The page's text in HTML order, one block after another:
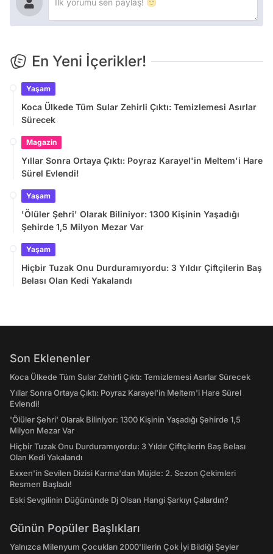
En Yeni İçerikler!
Yaşam
Koca Ülkede Tüm Sular Zehirli Çıktı: Temizlemesi Asırlar
Sürecek
Magazin
Yıllar Sonra Ortaya Çıktı: Poyraz Karayel'in Meltem'i Hare
Sürel Evlendi!
Yaşam
'Ölüler Şehri' Olarak Biliniyor: 1300 Kişinin Yaşadığı
Şehirde 1,5 Milyon Mezar Var
Yaşam
Hiçbir Tuzak Onu Durduramıyordu: 3 Yıldır Çiftçilerin Baş
Belası Olan Kedi Yakalandı
Son Eklenenler
Koca Ülkede Tüm Sular Zehirli Çıktı: Temizlemesi Asırlar Sürecek
Yıllar Sonra Ortaya Çıktı: Poyraz Karayel'in Meltem'i Hare Sürel
Evlendi!
'Ölüler Şehri' Olarak Biliniyor: 1300 Kişinin Yaşadığı Şehirde 1,5
Milyon Mezar Var
Hiçbir Tuzak Onu Durduramıyordu: 3 Yıldır Çiftçilerin Baş Belası
Olan Kedi Yakalandı
Exxen'in Sevilen Dizisi Karma'dan Müjde: 2. Sezon Çekimleri
Resmen Başladı!
Eski Sevgilinin Düğününde Dj Olsan Hangi Şarkıyı Çalardın?
Günün Popüler Başlıkları
Yalnızca Milenyum Çocukları 2000'lilerin Çok İyi Bildiği Şeyler